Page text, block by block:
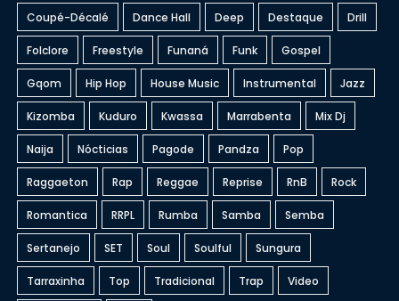
Coupé-Décalé Dance Hall Deep Destaque Drill
Folclore Freestyle Funaná Funk Gospel
Gqom Hip Hop House Music Instrumental Jazz
Kizomba Kuduro Kwassa Marrabenta Mix Dj
Naija Nócticias Pagode Pandza Pop
Raggaeton Rap Reggae Reprise RnB Rock
Romantica RRPL Rumba Samba Semba
Sertanejo SET Soul Soulful Sungura
Tarraxinha Top Tradicional Trap Video